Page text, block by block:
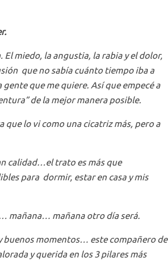
miedo, la angustia, la rabia y el dolor,
que no sabía cuánto tiempo iba a
que me quiere. Así que empecé a
de la mejor manera posible.
que lo vi como una cicatriz más, pero a
calidad…el trato es más que
para dormir, estar en casa y mis
mañana… mañana otro día será.
buenos momentos… este compañero de
y querida en los 3 pilares más